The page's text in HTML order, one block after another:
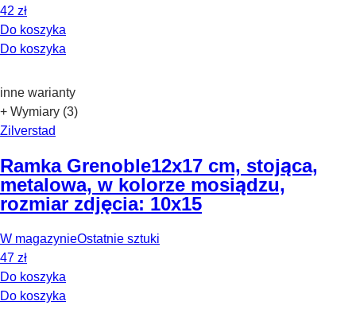
42 zł
Do koszyka
Do koszyka
inne warianty
+ Wymiary (3)
Zilverstad
Ramka Grenoble12x17 cm, stojąca,
metalowa, w kolorze mosiądzu,
rozmiar zdjęcia: 10x15
W magazynieOstatnie sztuki
47 zł
Do koszyka
Do koszyka